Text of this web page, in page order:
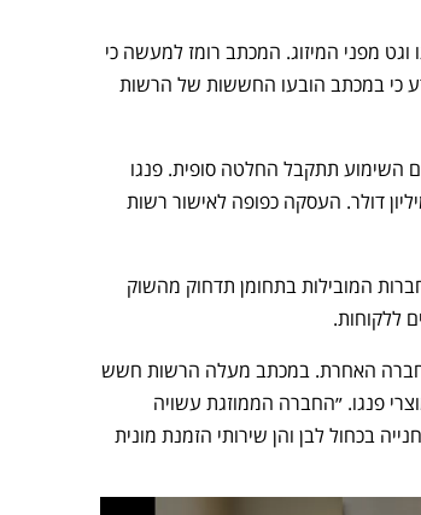
השימוע תתקבל החלטה סופית. פנגו
ללקוחות.